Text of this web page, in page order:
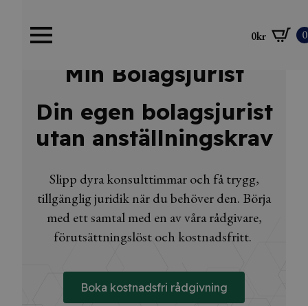
0kr 0
Min Bolagsjurist
Din egen bolagsjurist
utan anställningskrav
Slipp dyra konsulttimmar och få trygg,
tillgänglig juridik när du behöver den. Börja
med ett samtal med en av våra rådgivare,
förutsättningslöst och kostnadsfritt.
Boka kostnadsfri rådgivning